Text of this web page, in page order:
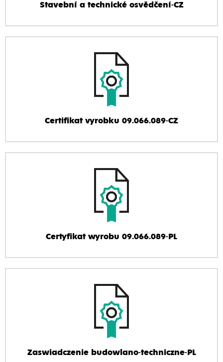
Stavební a technické osvědčení-CZ
Certifikat vyrobku 09.066.089-CZ
Certyfikat wyrobu 09.066.089-PL
Zaswiadczenie budowlano-techniczne-PL